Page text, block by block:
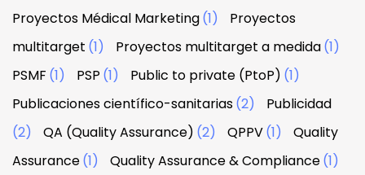
Proyectos Médical Marketing(1)
Proyectos
multitarget (1) Proyectos multitarget a medida(1)
PSMF (1) PSP (1) Public to private (PtoP) (1)
Publicaciones científico-sanitarias(2)
Publicidad
(2)
QA (Quality Assurance) (2) QPPV(1)
Quality
Assurance(1) Quality Assurance & Compliance(1)